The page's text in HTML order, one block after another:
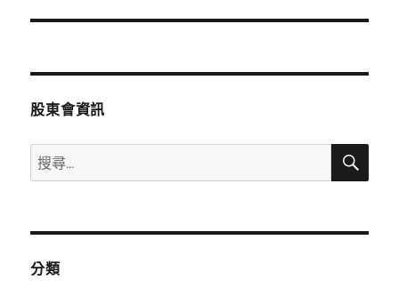
篇
章:
股東會資訊
搜
尋
鍵
搜
分類